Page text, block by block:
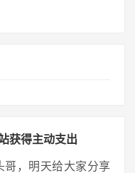
获得主动支出
哥，明天给大家分享